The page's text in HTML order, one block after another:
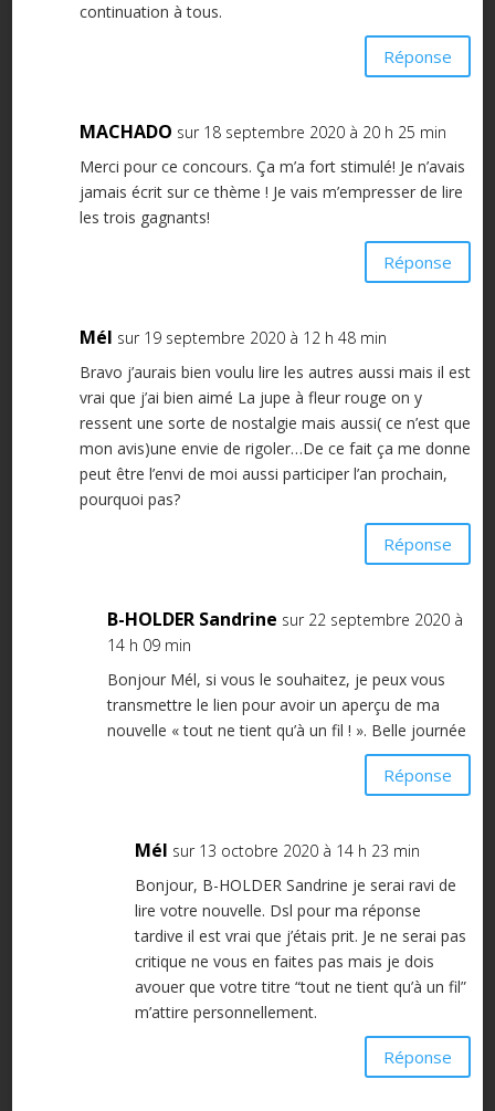
continuation à tous.
Réponse
MACHADO sur 18 septembre 2020 à 20 h 25 min
Merci pour ce concours. Ça m’a fort stimulé! Je n’avais
jamais écrit sur ce thème ! Je vais m’empresser de lire
les trois gagnants!
Réponse
Mél sur 19 septembre 2020 à 12 h 48 min
Bravo j’aurais bien voulu lire les autres aussi mais il est
vrai que j’ai bien aimé La jupe à fleur rouge on y
ressent une sorte de nostalgie mais aussi( ce n’est que
mon avis)une envie de rigoler…De ce fait ça me donne
peut être l’envi de moi aussi participer l’an prochain,
pourquoi pas?
Réponse
B-HOLDER Sandrine sur 22 septembre 2020 à
14 h 09 min
Bonjour Mél, si vous le souhaitez, je peux vous
transmettre le lien pour avoir un aperçu de ma
nouvelle « tout ne tient qu’à un fil ! ». Belle journée
Réponse
Mél sur 13 octobre 2020 à 14 h 23 min
Bonjour, B-HOLDER Sandrine je serai ravi de
lire votre nouvelle. Dsl pour ma réponse
tardive il est vrai que j’étais prit. Je ne serai pas
critique ne vous en faites pas mais je dois
avouer que votre titre “tout ne tient qu’à un fil”
m’attire personnellement.
Réponse